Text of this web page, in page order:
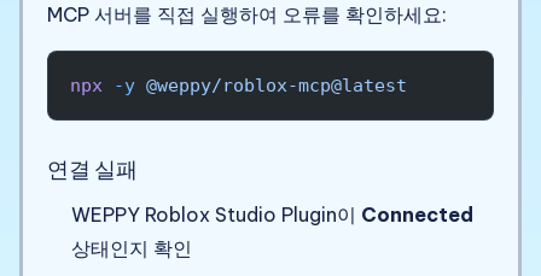
MCP 서버를 직접 실행하여 오류를 확인하세요:
npx -y @weppy/roblox-mcp@latest
연결 실패
WEPPY Roblox Studio Plugin이 Connected
상태인지 확인